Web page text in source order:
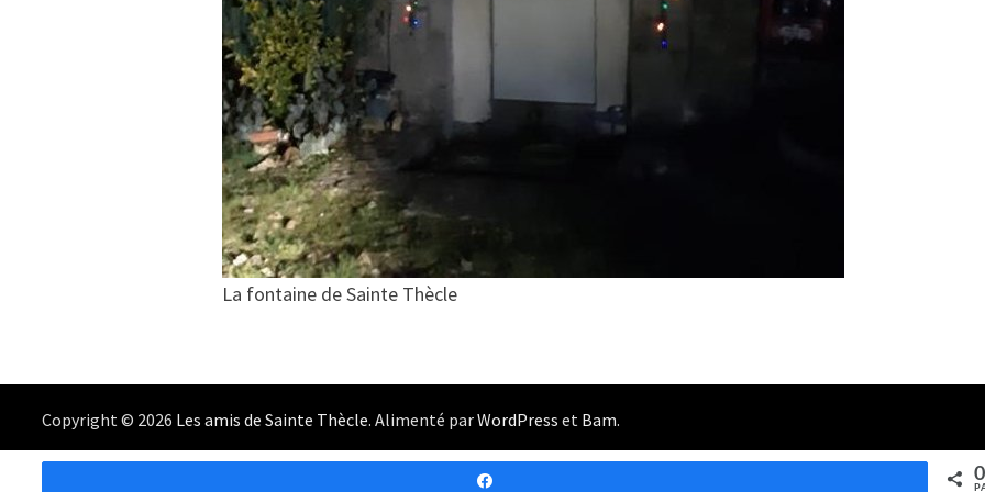
La fontaine de Sainte Thècle
Copyright © 2026 Les amis de Sainte Thècle. Alimenté parWordPress et Bam.
0